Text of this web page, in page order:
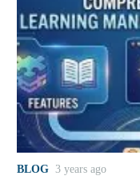
BLOG 3 years ago